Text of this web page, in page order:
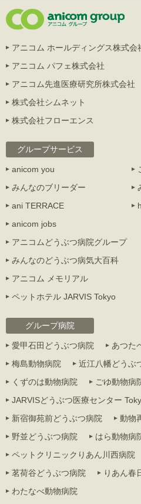
アニコム ホールディングス株式会
アニコム パフェ株式会社
アニコム先進医療研究所株式会社
株式会社シムネット
株式会社フローエンス
グループサービス
anicom you
みんなのブリーダー
ani TERRACE
anicom jobs
アニコムどうぶつ病院グループ
みんなのどうぶつ病気大百科
アニコム メモリアル
ペットホテル JARVIS Tokyo
グループ病院
愛甲石田どうぶつ病院
あつた
梅島動物病院
近江八幡どうぶ
くずのは動物病院
ごゆ動物病
JARVISどうぶつ医療センター
新宿御苑前どうぶつ病院
動物
野並どうぶつ病院
はら動物病
ペットクリニックりあん川西病院
茗荷谷どうぶつ病院
りあん春
わたなべ動物病院